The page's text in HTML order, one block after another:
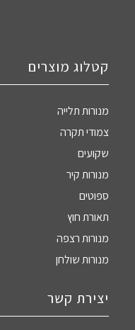
קטלוג מוצרים
מנורות תלייה
צמודי תקרה
שקועים
מנורות קיר
ספוטים
תאורת חוץ
מנורות רצפה
מנורות שולחן
יצירת קשר